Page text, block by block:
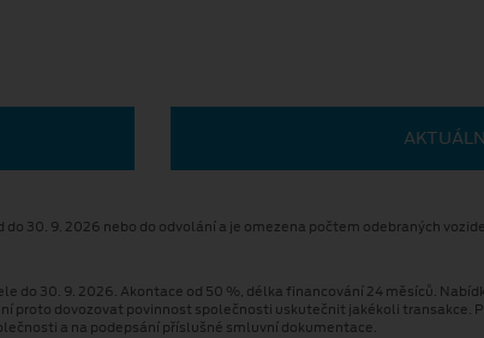
30. 9. 2026 nebo do odvolání a je omezena počtem odebraných
do 30. 9. 2026. Akontace od 50 %, délka financování 24 měsíců.
proto dovozovat povinnost společnosti uskutečnit jakékoli transakce.
a na podepsání příslušné smluvní dokumentace.